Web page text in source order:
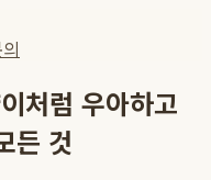
처럼 우아하고
든 것